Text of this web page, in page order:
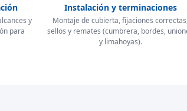
y
para
Instalación y terminaciones
Montaje de cubierta, fijaciones
sellos y remates (cumbrera, bordes,
y limahoyas).